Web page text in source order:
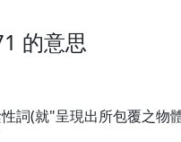
的意思
詞(就"呈現出所包覆之物